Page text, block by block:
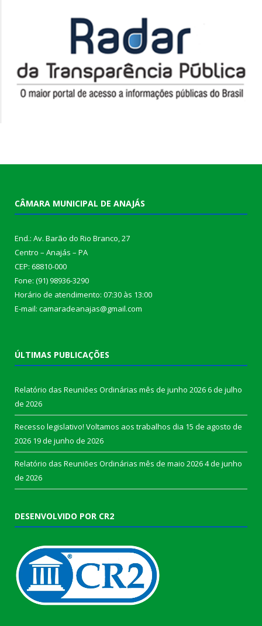
CÂMARA MUNICIPAL DE ANAJÁS
End.: Av. Barão do Rio Branco, 27
Centro – Anajás – PA
CEP: 68810-000
Fone: (91) 98936-3290
Horário de atendimento: 07:30 às 13:00
E-mail: camaradeanajas@gmail.com
ÚLTIMAS PUBLICAÇÕES
Relatório das Reuniões Ordinárias mês de junho 20266 de julho
de 2026
Recesso legislativo! Voltamos aos trabalhos dia 15 de agosto de
2026 19 de junho de 2026
Relatório das Reuniões Ordinárias mês de maio 20264 de junho
de 2026
DESENVOLVIDO POR CR2